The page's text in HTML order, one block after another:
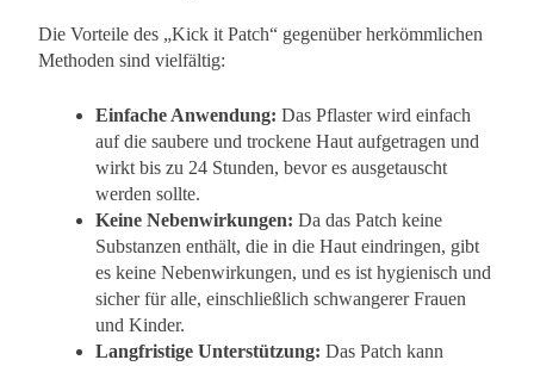
Die Vorteile des „Kick it Patch“ gegenüber herkömmlichen
Methoden sind vielfältig:
Einfache Anwendung: Das Pflaster wird einfach
auf die saubere und trockene Haut aufgetragen und
wirkt bis zu 24 Stunden, bevor es ausgetauscht
werden sollte.
Keine Nebenwirkungen: Da das Patch keine
Substanzen enthält, die in die Haut eindringen, gibt
es keine Nebenwirkungen, und es ist hygienisch und
sicher für alle, einschließlich schwangerer Frauen
und Kinder.
Langfristige Unterstützung: Das Patch kann